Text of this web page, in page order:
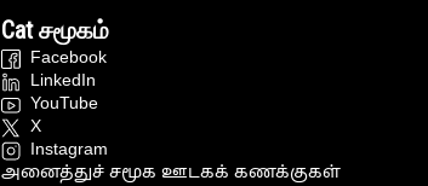
Cat சமூகம்
Facebook
LinkedIn
YouTube
X
Instagram
அனைத்துச் சமூக ஊடகக் கணக்குகள்